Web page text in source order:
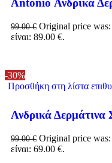
Antonio Ανδρικά
99.00€ Original price
είναι: 89.00 €.
-30%
Προσθήκη στη λίστα
Ανδρικά Δερμάτινα
99.00€ Original price
είναι: 69.00 €.